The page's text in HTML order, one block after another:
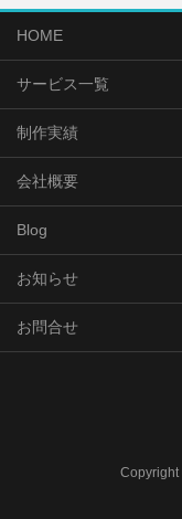
HOME
サービス一覧
制作実績
会社概要
Blog
お知らせ
お問合せ